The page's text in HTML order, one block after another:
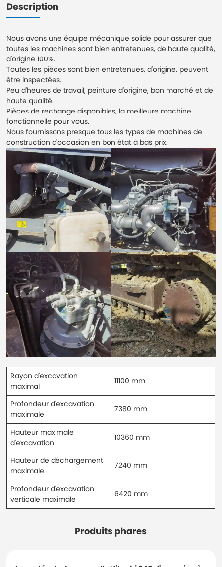
Description
Nous avons une équipe mécanique solide pour assurer que
toutes les machines sont bien entretenues, de haute qualité,
d'origine 100%.
Toutes les pièces sont bien entretenues, d'origine. peuvent
être inspectées.
Peu d'heures de travail, peinture d'origine, bon marché et de
haute qualité.
Pièces de rechange disponibles, la meilleure machine
fonctionnelle pour vous.
Nous fournissons presque tous les types de machines de
construction d'occasion en bon état à bas prix.
Rayon d'excavation
maximal
11100 mm
Profondeur d'excavation
maximale
7380 mm
Hauteur maximale
d'excavation
10360 mm
Hauteur de déchargement
maximale
7240 mm
Profondeur d'excavation
verticale maximale
6420 mm
Produits phares